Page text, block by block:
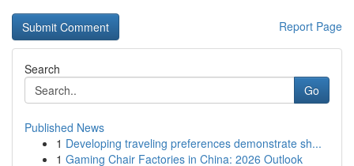
Report Page
Search
Go
Published News
1 Developing traveling preferences demonstrate sh...
1 Gaming Chair Factories in China: 2026 Outlook